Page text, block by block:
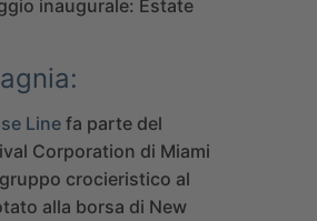
inaugurale: Estate
Line fa parte del
Corporation di Miami
crocieristico al
alla borsa di New